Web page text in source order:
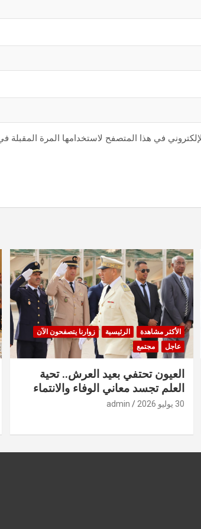
في هذا المتصفح لاستخدامها المرة المقبلة
الأكثر مشاهدة الرئيسية
زوارنا يتصفحون الآن
عاجل
مجتمع
العيون تحتفي بعيد العرش.. تحية
العلم تجسد معاني الوفاء والانتماء
30 يوليو 2026 admin